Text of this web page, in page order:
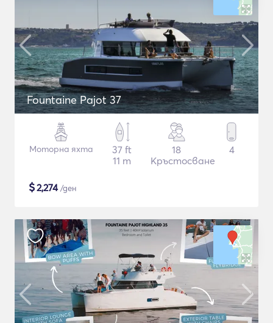
Fountaine Pajot 37
Моторна яхта
37 ft
11 m
18
Кръстосване
4
$2,274/ден